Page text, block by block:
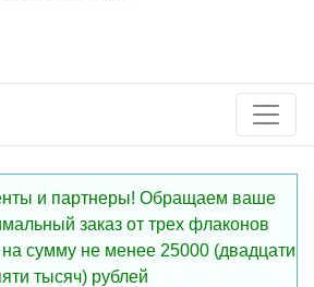
и партнеры! Обращаем ваше
заказ от трех флаконов
сумму не менее 25000 (двадцати
тысяч) рублей